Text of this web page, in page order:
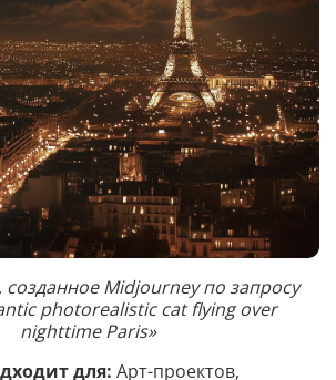
Midjourney по запросу
photorealistic cat flying over
nighttime Paris»
для: Арт-проектов,